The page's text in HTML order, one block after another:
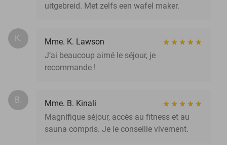
uitgebreid. Met zelfs een wafel maker.
K.
Mme. K. Lawson
J’ai beaucoup aimé le séjour, je
recommande !
B.
Mme. B. Kinali
Magnifique séjour, accès au fitness et au
sauna compris. Je le conseille vivement.